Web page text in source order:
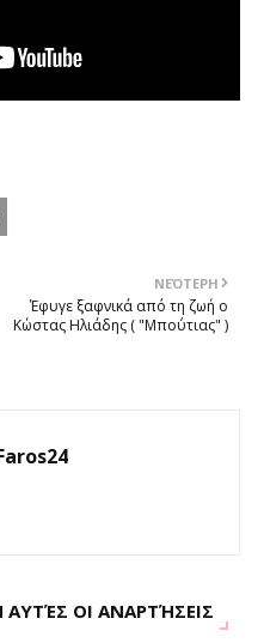
ΝΕΌΤΕΡΗ
Έφυγε ξαφνικά από τη ζωή ο
Κώστας Ηλιάδης ( "Μπούτιας" )
ΟΙ ΑΝΑΡΤΉΣΕΙΣ